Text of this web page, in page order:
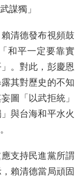
謀獨」
清德發布視頻鼓
和平一定要靠實
。對此，彭慶恩
其對歷史的不知
圖「以武拒統」
與台海和平水火
支持民進黨所謂
賴清德當局頑固